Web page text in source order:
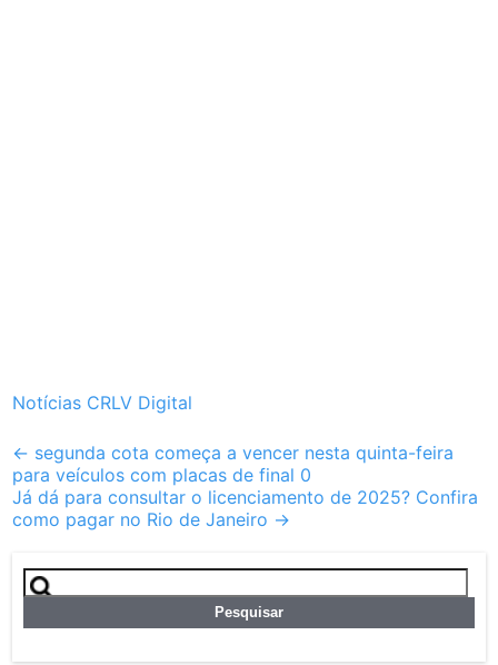
Notícias CRLV Digital
Post
navigation
← segunda cota começa a vencer nesta quinta-feira
para veículos com placas de final 0
Já dá para consultar o licenciamento de 2025? Confira
como pagar no Rio de Janeiro →
Pesquisar
por: